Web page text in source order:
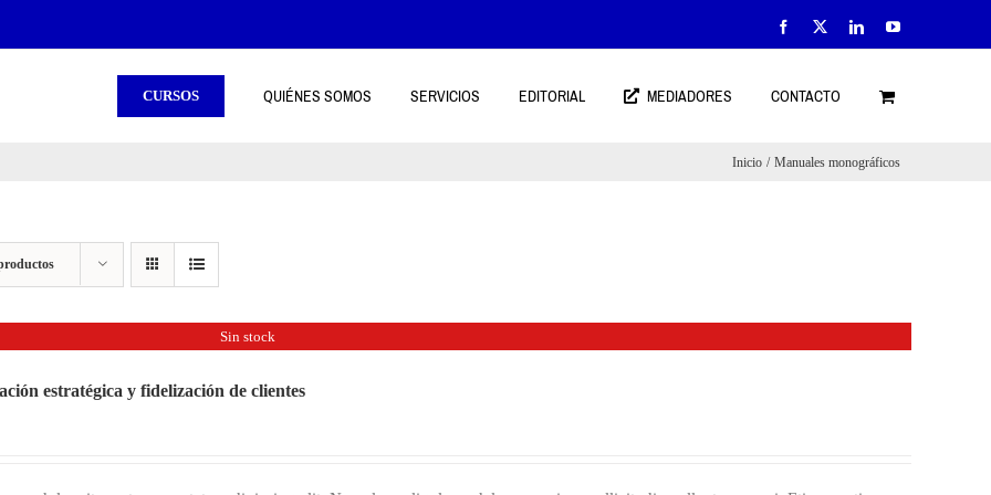
Facebook LinkedInYouTube
CURSOS QUIÉNES SOMOS SERVICIOS EDITORIAL MEDIADORES CONTACTO
Inicio Manuales monográficos
Sin stock
estratégica y fidelización de clientes